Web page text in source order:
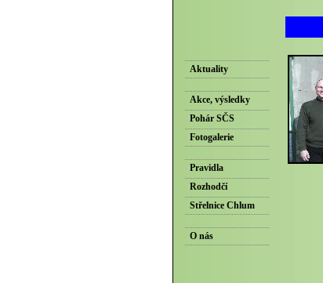
Aktuality
Akce, výsledky
Pohár SČS
Fotogalerie
Pravidla
Rozhodčí
Střelnice Chlum
O nás